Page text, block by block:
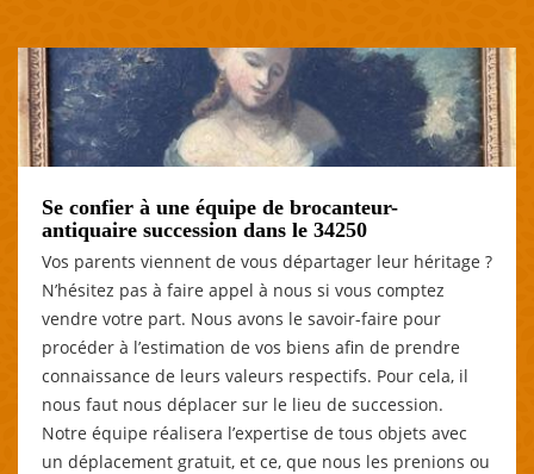
Se confier à une équipe de brocanteur-
antiquaire succession dans le 34250
Vos parents viennent de vous départager leur héritage ?
N’hésitez pas à faire appel à nous si vous comptez
vendre votre part. Nous avons le savoir-faire pour
procéder à l’estimation de vos biens afin de prendre
connaissance de leurs valeurs respectifs. Pour cela, il
nous faut nous déplacer sur le lieu de succession.
Notre équipe réalisera l’expertise de tous objets avec
un déplacement gratuit, et ce, que nous les prenions ou